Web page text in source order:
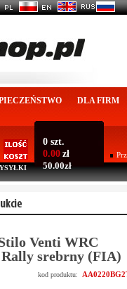
DLA FIRM
0 szt.
0.00 zł
50.00zł
Venti WRC
srebrny (FIA)
kod produktu: